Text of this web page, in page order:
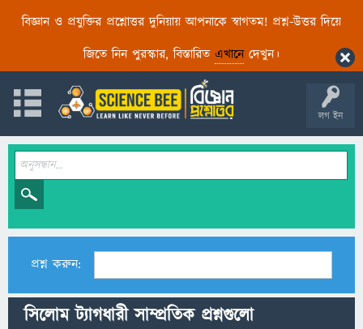
বিজ্ঞান ও প্রযুক্তির প্রশ্নোত্তর দুনিয়ায় আপনাকে স্বাগতম! প্রশ্ন-উত্তর দিয়ে
জিতে নিন পুরস্কার, বিস্তারিত এখানেদেখুন।
লগ ইন
প্রশ্ন করুন:
সিলোম ট্যাগধারী সাম্প্রতিক প্রশ্নগুলো